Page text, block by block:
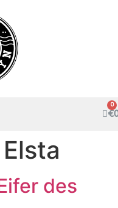
€
Elsta
des